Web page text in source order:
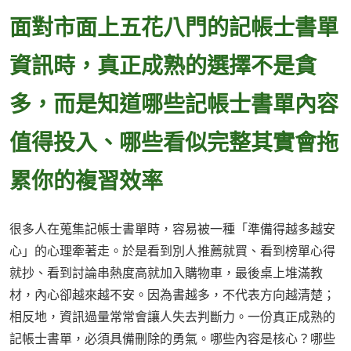
面對市面上五花八門的記帳士書單
資訊時，真正成熟的選擇不是貪
多，而是知道哪些記帳士書單內容
值得投入、哪些看似完整其實會拖
累你的複習效率
很多人在蒐集記帳士書單時，容易被一種「準備得越多越安
心」的心理牽著走。於是看到別人推薦就買、看到榜單心得
就抄、看到討論串熱度高就加入購物車，最後桌上堆滿教
材，內心卻越來越不安。因為書越多，不代表方向越清楚；
相反地，資訊過量常常會讓人失去判斷力。一份真正成熟的
記帳士書單，必須具備刪除的勇氣。哪些內容是核心？哪些